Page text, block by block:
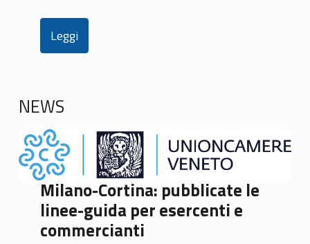
Leggi
NEWS
Milano-Cortina: pubblicate le
linee-guida per esercenti e
commercianti